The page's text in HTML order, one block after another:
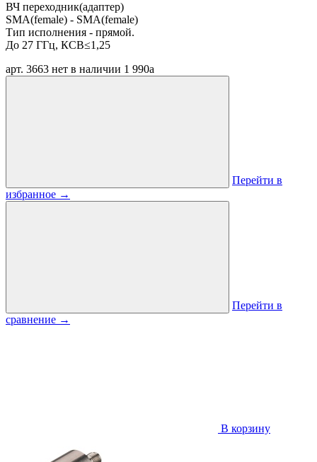
ВЧ переходник(адаптер)
SMA(female) - SMA(female)
Тип исполнения - прямой.
До 27 ГГц, КСВ≤1,25
арт. 3663 нет в наличии 1 990a
Перейти в
избранное →
Перейти в
сравнение →
В корзину